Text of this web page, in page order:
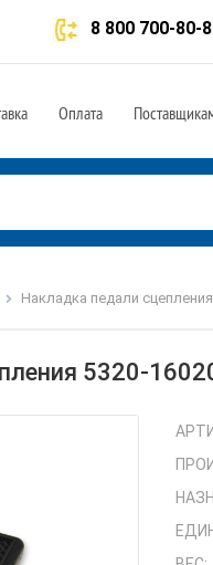
8 800 700-80-
Оплата
Накладка педали
5320-